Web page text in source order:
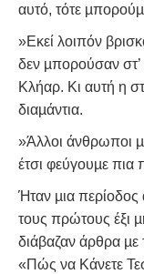
αυτό, τότε
»Εκεί λοιπόν
δεν µπορούσαν
Κλήαρ. Κι αυτή η
διαµάντια.
»Άλλοι άνθρωποι
έτσι φεύγουµε πια
Ήταν µια
τους πρώτους έξι
διάβαζαν άρθρα µε
«Πώς να Κάνετε